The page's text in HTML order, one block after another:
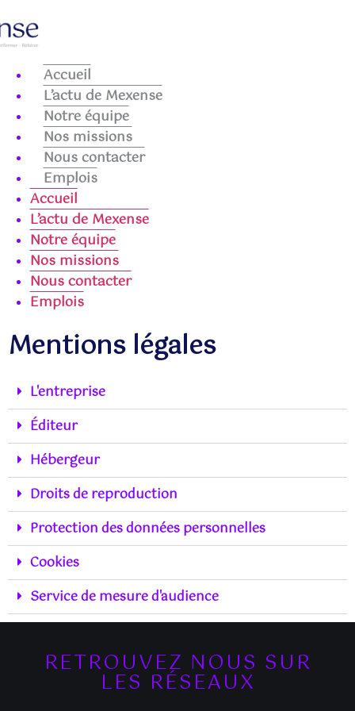
Accueil
L’actu de Mexense
Notre équipe
Nos missions
Nous contacter
Emplois
Accueil
L’actu de Mexense
Notre équipe
Nos missions
Nous contacter
Emplois
Mentions légales
L'entreprise
Éditeur
Hébergeur
Droits de reproduction
Protection des données personnelles
Cookies
Service de mesure d'audience
RETROUVEZ NOUS SUR
LES RÉSEAUX